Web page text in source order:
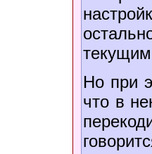
Но при
что в